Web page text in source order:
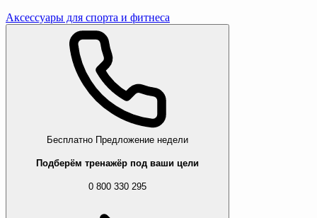
Аксессуары для спорта и фитнеса
Бесплатно Предложение недели
Подберём тренажёр под ваши цели
0 800 330 295